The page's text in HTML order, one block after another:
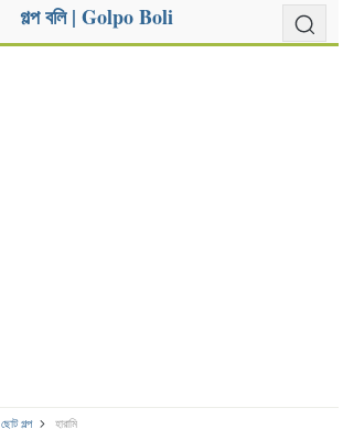
গল্প বলি | Golpo Boli
ছোট গল্প হারামি